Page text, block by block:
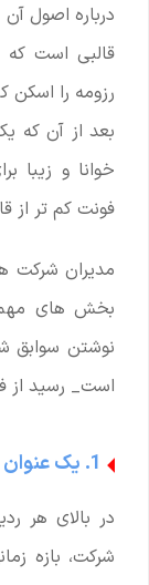
درباره اصول
قالبی است که
رزومه را اسکن
بعد از آن که
خوانا و زیبا
فونت کم تر از
مدیران شرکت
بخش های مهم
نوشتن سوابق
است_ رسید از
1. یک عنوان خوب
در بالای هر
شرکت، بازه